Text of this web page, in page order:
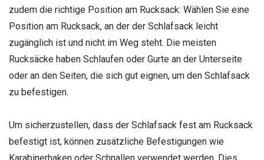
zudem die richtige Position am Rucksack: Wählen Sie eine
Position am Rucksack, an der der Schlafsack leicht
zugänglich ist und nicht im Weg steht. Die meisten
Rucksäcke haben Schlaufen oder Gurte an der Unterseite
oder an den Seiten, die sich gut eignen, um den Schlafsack
zu befestigen.
Um sicherzustellen, dass der Schlafsack fest am Rucksack
befestigt ist, können zusätzliche Befestigungen wie
Karabinerhaken oder Schnallen verwendet werden. Dies